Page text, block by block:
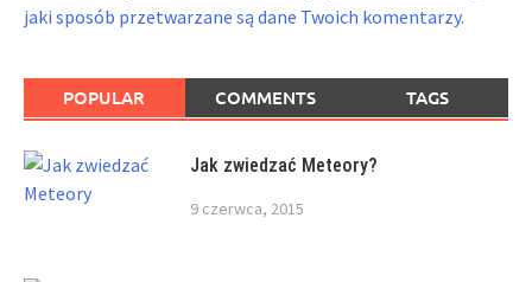
jaki sposób przetwarzane są dane Twoich komentarzy.
POPULAR COMMENTS TAGS
Jak zwiedzać Meteory?
9 czerwca, 2015